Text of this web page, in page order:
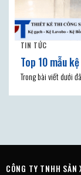
TIN TỨC
Top 10 mẫu
Trong bài viết dưới
CÔNG TY TNHH